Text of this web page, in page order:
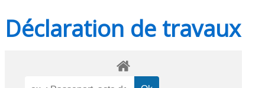
Déclaration de travaux